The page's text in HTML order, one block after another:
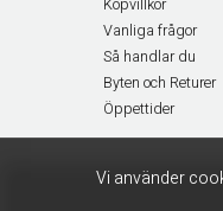
Vi använder
Köpvillkor
Vanliga frågor
Så handlar du
Byten och Returer
Öppettider